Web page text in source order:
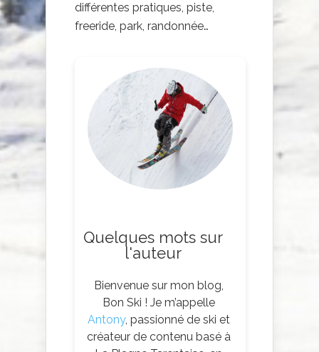
différentes pratiques, piste,
freeride, park, randonnée…
Quelques mots sur
l'auteur
Bienvenue sur mon blog,
Bon Ski ! Je m’appelle
Antony, passionné de ski et
créateur de contenu basé à